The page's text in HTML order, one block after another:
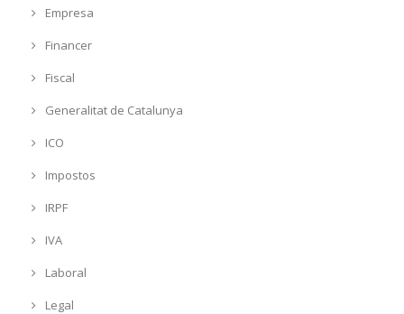
Empresa
Financer
Fiscal
Generalitat de Catalunya
ICO
Impostos
IRPF
IVA
Laboral
Legal